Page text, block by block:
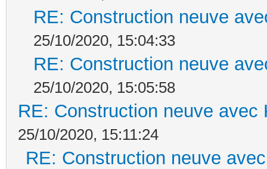
RE: Construction neuve
25/10/2020, 15:04:33
RE: Construction neuve
25/10/2020, 15:05:58
RE: Construction neuve avec
25/10/2020, 15:11:24
RE: Construction neuve